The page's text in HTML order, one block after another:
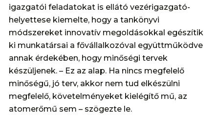
igazgatói feladatokat is ellátó vezérigazgató-
helyettese kiemelte, hogy a tankönyvi
módszereket innovatív megoldásokkal egészítik
ki munkatársai a fővállalkozóval együttműködve
annak érdekében, hogy minőségi tervek
készüljenek. – Ez az alap. Ha nincs megfelelő
minőségű, jó terv, akkor nem tud elkészülni
megfelelő, követelményeket kielégítő mű, az
atomerőmű sem – szögezte le.